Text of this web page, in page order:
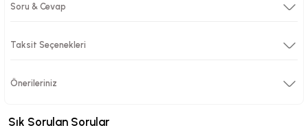
Soru & Cevap
Taksit Seçenekleri
Önerileriniz
Sık Sorulan Sorular